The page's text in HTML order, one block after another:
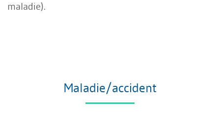
maladie).
Maladie/accident